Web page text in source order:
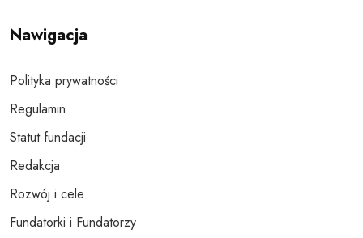
Nawigacja
Polityka prywatności
Regulamin
Statut fundacji
Redakcja
Rozwój i cele
Fundatorki i Fundatorzy